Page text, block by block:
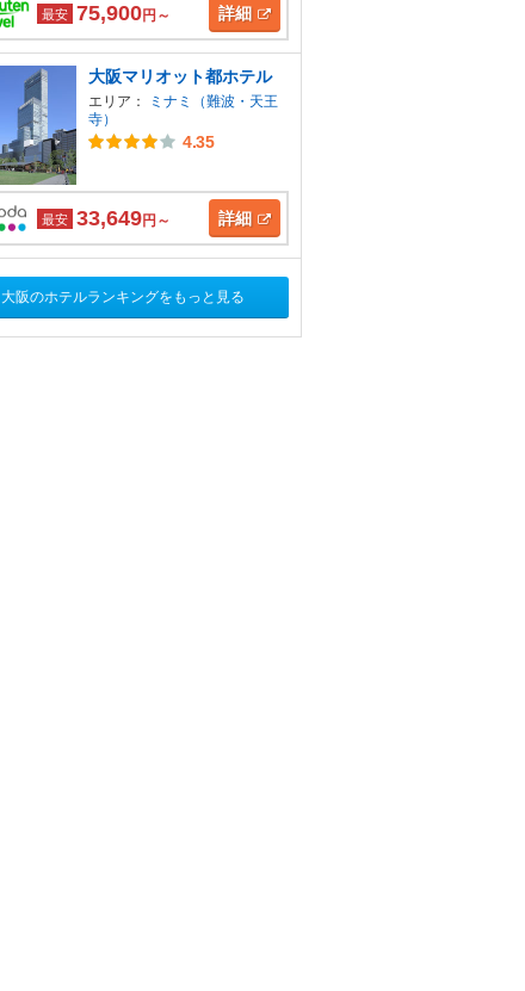
最安 75,900円～ 詳細
大阪マリオット都ホテル
エリア：
ミナミ（難波・天王
寺）
4.35
最安 33,649円～ 詳細
大阪のホテルランキングをもっと見る